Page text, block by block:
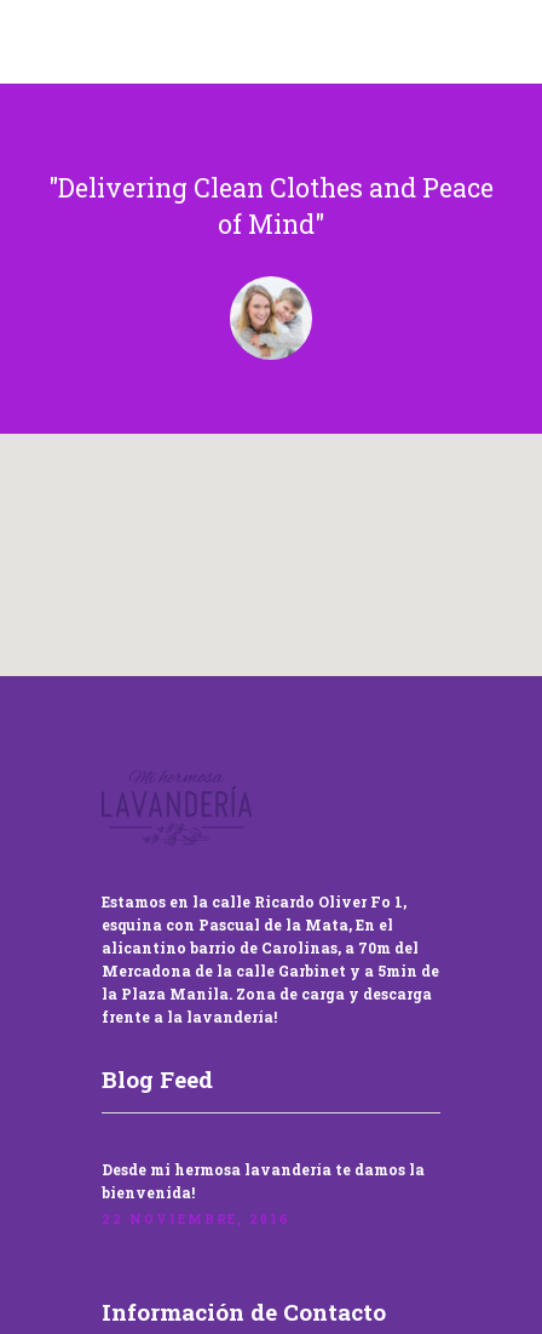
Delivering Clean Clothes and Peace
of Mind
Estamos en la calle Ricardo Oliver Fo 1,
esquina con Pascual de la Mata, En el
alicantino barrio de Carolinas, a 70m del
Mercadona de la calle Garbinet y a 5min de
la Plaza Manila. Zona de carga y descarga
frente a la lavandería!
Blog Feed
Desde mi hermosa lavandería te damos la
bienvenida!
22 NOVIEMBRE, 2016
Información de Contacto